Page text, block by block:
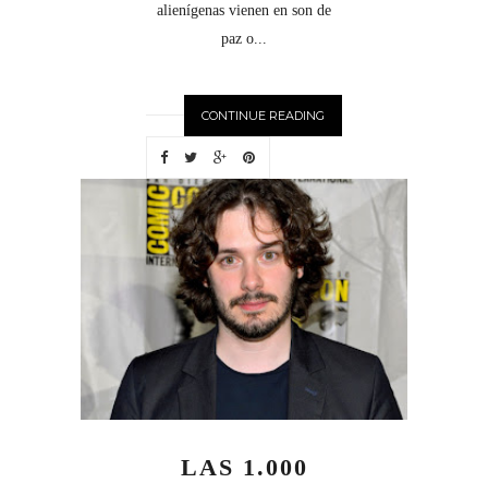
alienígenas vienen en son de
paz o...
CONTINUE READING
LAS 1.000